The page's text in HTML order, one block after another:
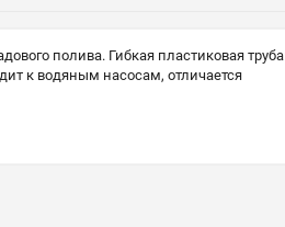
полива. Гибкая пластиковая труба
к водяным насосам, отличается